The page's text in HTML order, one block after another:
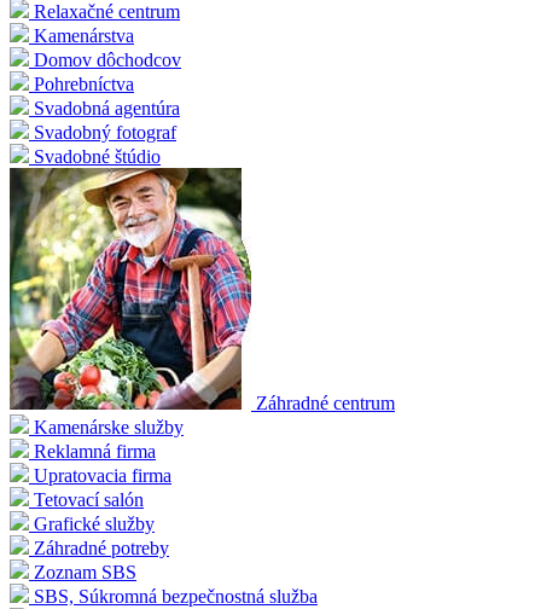
Relaxačné centrum
Kamenárstva
Domov dôchodcov
Pohrebníctva
Svadobná agentúra
Svadobný fotograf
Svadobné štúdio
Záhradné centrum
Kamenárske služby
Reklamná firma
Upratovacia firma
Tetovací salón
Grafické služby
Záhradné potreby
Zoznam SBS
SBS, Súkromná bezpečnostná služba